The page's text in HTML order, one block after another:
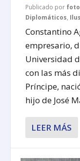
Publicado por
Diplomáticos,
Constantino
empresario,
Universidad
con las más
Príncipe,
hijo de José
LEER MÁS